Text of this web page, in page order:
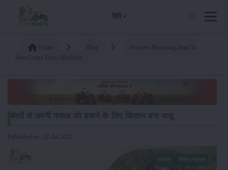
हिंदी
Published on: 02-Jul-2023